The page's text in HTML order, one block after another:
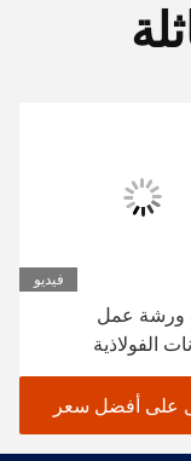
فيديو
ورشة عمل
الفولاذية
المباني
المجهزة مسبقاً
على أفضل سعر